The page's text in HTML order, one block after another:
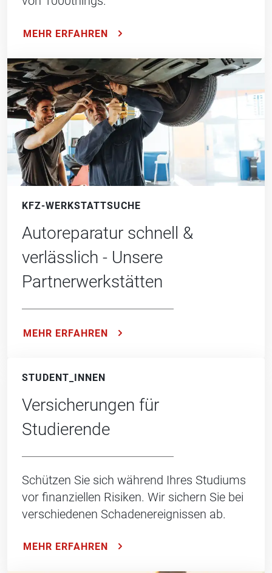
MEHR ERFAHREN
KFZ-WERKSTATTSUCHE
Autoreparatur schnell &
verlässlich - Unsere
Partnerwerkstätten
MEHR ERFAHREN
STUDENT_INNEN
Versicherungen für
Studierende
Schützen Sie sich während Ihres Studiums
vor finanziellen Risiken. Wir sichern Sie bei
verschiedenen Schadenereignissen ab.
MEHR ERFAHREN